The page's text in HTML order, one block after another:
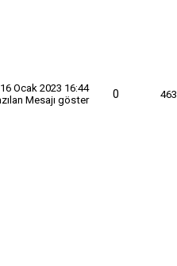
16 Ocak 2023 16:44
0 463